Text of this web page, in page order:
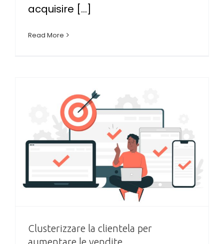
acquisire [...]
Read More
Clusterizzare la clientela per